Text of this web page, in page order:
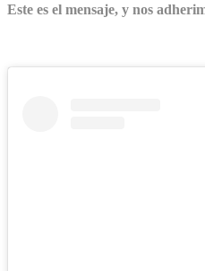
Este es el mensaje, y nos